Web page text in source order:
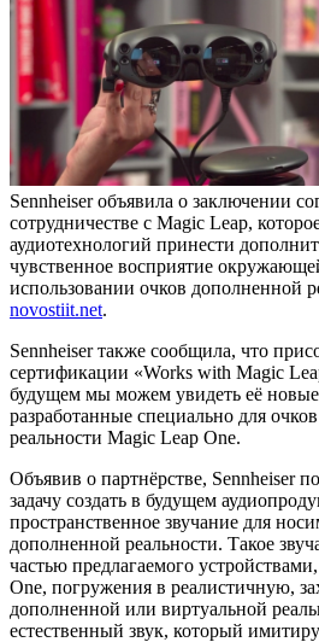
Sennheiser объявила о заключении
сотрудничестве с Magic Leap,
аудиотехнологий принести
чувственное восприятие
использовании очков дополненной
novostiit.net.
Sennheiser также сообщила, что
сертификации «Works with Magic
будущем мы можем увидеть её
разработанные специально для
реальности Magic Leap One.
Объявив о партнёрстве, Sennheiser
задачу создать в будущем
пространственное звучание для
дополненной реальности. Такое
частью предлагаемого
One, погружения в реалистичную,
дополненной или виртуальной
естественный звук, который